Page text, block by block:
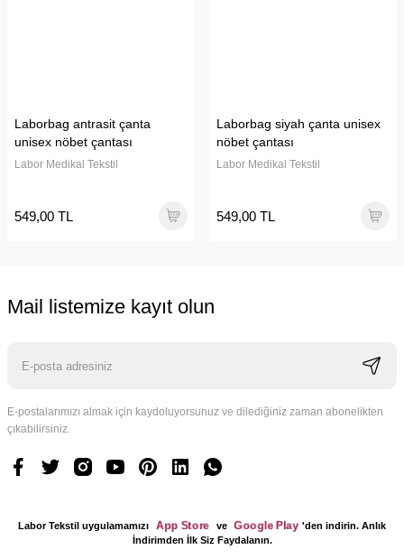
Laborbag antrasit çanta
unisex nöbet çantası
Labor Medikal Tekstil
549,00 TL
Laborbag siyah çanta unisex
nöbet çantası
Labor Medikal Tekstil
549,00 TL
Mail listemize kayıt olun
E-postalarımızı almak için kaydoluyorsunuz ve dilediğiniz zaman abonelikten
çıkabilirsiniz.
Labor Tekstil uygulamamızı App Store ve Google Play 'den indirin. Anlık
İndirimden İlk Siz Faydalanın.